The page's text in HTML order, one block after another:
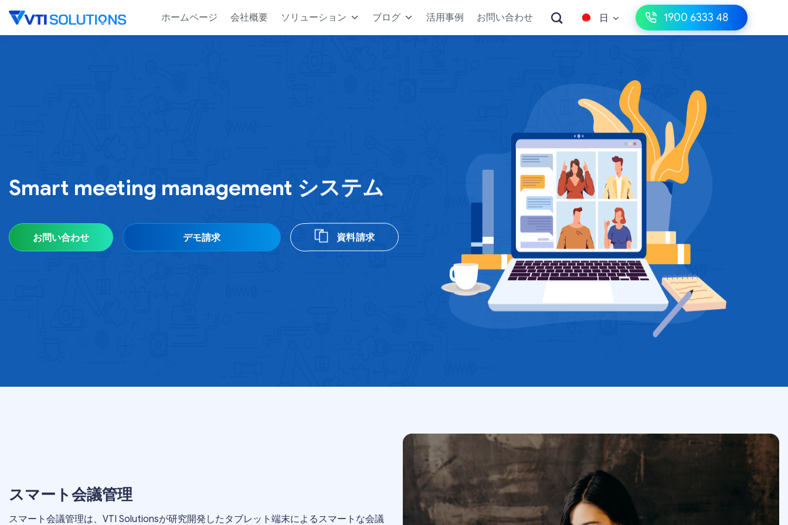
content
ホームページ 会社概要 ソリューション ブログ 活用事例 お問い合わせ 日 1900 6333 48
Smart meeting management システム
お問い合わせ デモ請求 資料請求
スマート会議管理
スマート会議管理は、VTI Solutionsが研究開発したタブレット端末によるスマートな会議